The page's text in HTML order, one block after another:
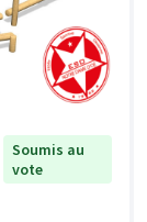
Soumis au
vote